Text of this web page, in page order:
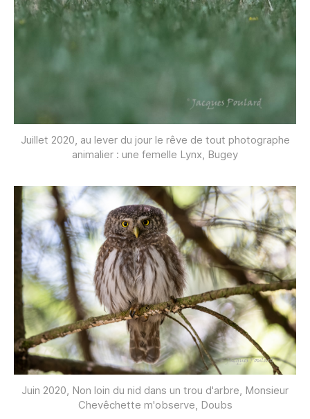
Juillet 2020, au lever du jour le rêve de tout photographe
animalier : une femelle Lynx, Bugey
Juin 2020, Non loin du nid dans un trou d'arbre, Monsieur
Chevêchette m'observe, Doubs